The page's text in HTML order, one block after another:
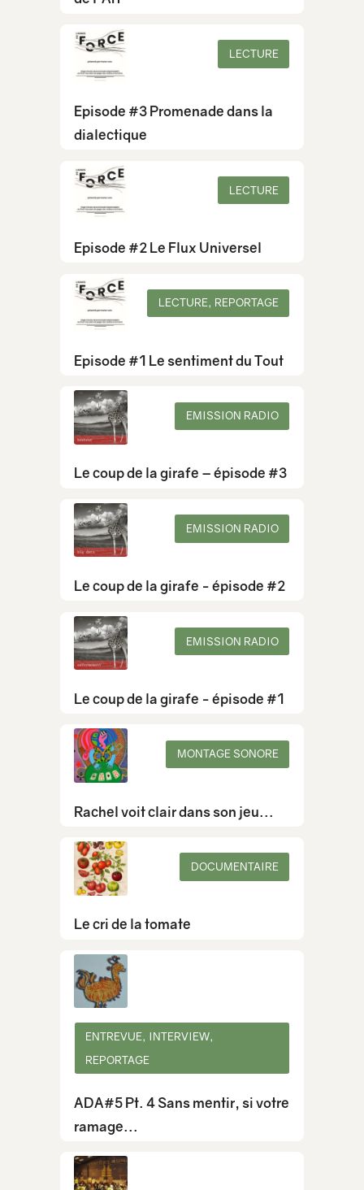
LECTURE
Episode #3 Promenade dans la
dialectique
LECTURE
Episode #2 Le Flux Universel
LECTURE, REPORTAGE
Episode #1 Le sentiment du Tout
EMISSION RADIO
Le coup de la girafe – épisode #3
EMISSION RADIO
Le coup de la girafe - épisode #2
EMISSION RADIO
Le coup de la girafe - épisode #1
MONTAGE SONORE
Rachel voit clair dans son jeu...
DOCUMENTAIRE
Le cri de la tomate
ENTREVUE, INTERVIEW,
REPORTAGE
ADA#5 Pt. 4 Sans mentir, si votre
ramage...